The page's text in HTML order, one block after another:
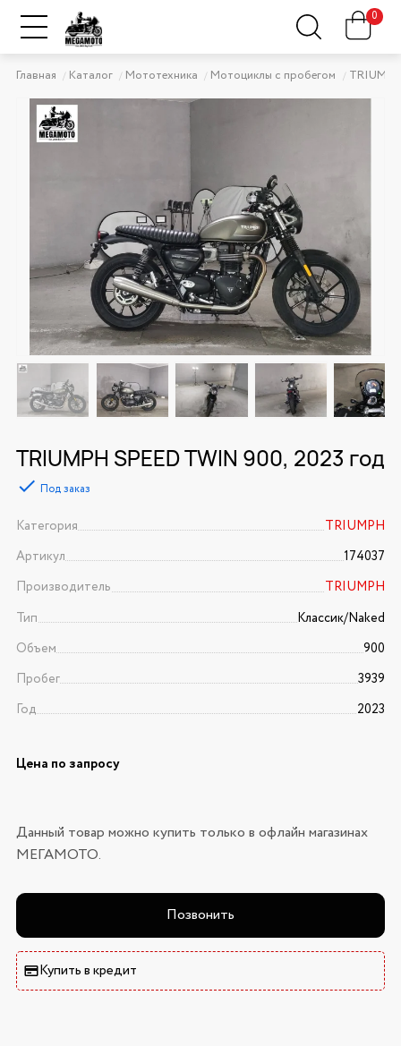
0
Главная Каталог Мототехника Мотоциклы с пробегом TRIUMPH
TRIUMPH SPEED TWIN 900, 2023 год
Под заказ
Категория
TRIUMPH
Артикул
174037
Производитель
TRIUMPH
Тип
Классик/Naked
Объем
900
Пробег
3939
Год
2023
Цена по запросу
Данный товар можно купить только в офлайн магазинах
МЕГАМОТО.
Позвонить
Купить в кредит